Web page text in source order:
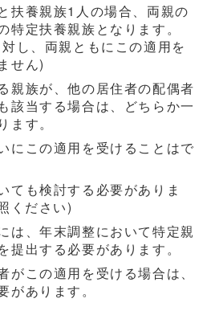
扶養親族1人の場合、両親の
特定扶養親族となります。
し、両親ともにこの適用を
せん)
親族が、他の居住者の配偶者
該当する場合は、どちらか一
ます。
にこの適用を受けることはで
ても検討する必要がありま
ください)
は、年末調整において特定親
提出する必要があります。
がこの適用を受ける場合は、
があります。